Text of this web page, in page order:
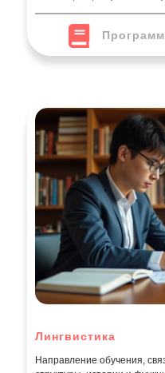
Программ
Лингвистика
Направление обучения,